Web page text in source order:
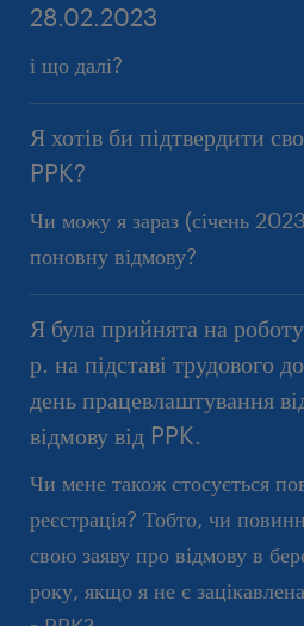
28.02.2023
і що далі?
a) з 01.03.2023 р. почнуть
- у віці 18- 54 років і є
моменту відмови від PPK від їх
на участь у PPK)
заявку на здійснення виплат до
b) не пізніше 10.03.2023
осіб, щодо яких раніше - у
відмову від здійснення платежів
Я хотів би підтвердити
PPK?
Чи можу я зараз (січень
поновну відмову?
Заява про відмову може
працедавцю не раніше
заява про відмову, подана
втратить чинність 28
Я була прийнята на
р. на підставі трудового
день працевлаштування
відмову від PPK.
Чи мене також стосується
реєстрація? Тобто, чи
свою заяву про відмову в
року, якщо я не є